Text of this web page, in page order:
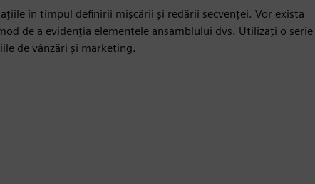
în timpul definirii mișcării și redării secvenței. Vor exista
de a evidenția elementele ansamblului dvs. Utilizați o serie
de vânzări și marketing.